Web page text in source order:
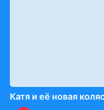
Катя и её новая